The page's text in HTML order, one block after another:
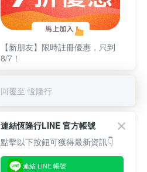
【新朋友】限時註冊優惠，只到
8/7！
回覆至 恆隆行
連結恆隆行LINE 官方帳號
點擊以下按鈕可獲得最新資訊👇
連結 LINE 帳號